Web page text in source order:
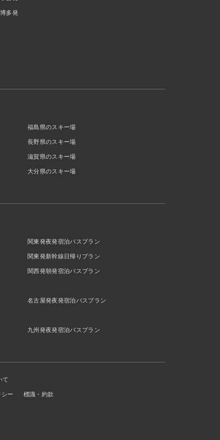
博多発
福島県のスキー場
長野県のスキー場
滋賀県のスキー場
大分県のスキー場
関東発夜発宿泊バスプラン
関東発新幹線日帰りプラン
関西発朝発宿泊バスプラン
名古屋発夜発宿泊バスプラン
九州発夜発宿泊バスプラン
て
ー 標識・約款